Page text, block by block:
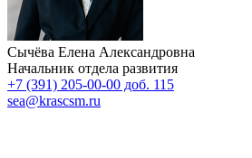
Сычёва Елена Александровна
Начальник отдела развития
+7 (391) 205-00-00 доб. 115
sea@krascsm.ru